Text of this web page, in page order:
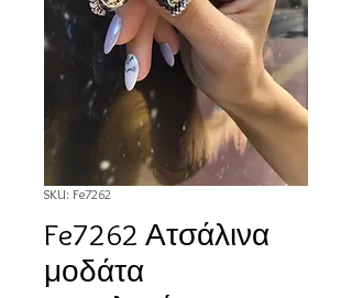
SKU: Fe7262
Fe7262 Ατσάλινα
μοδάτα